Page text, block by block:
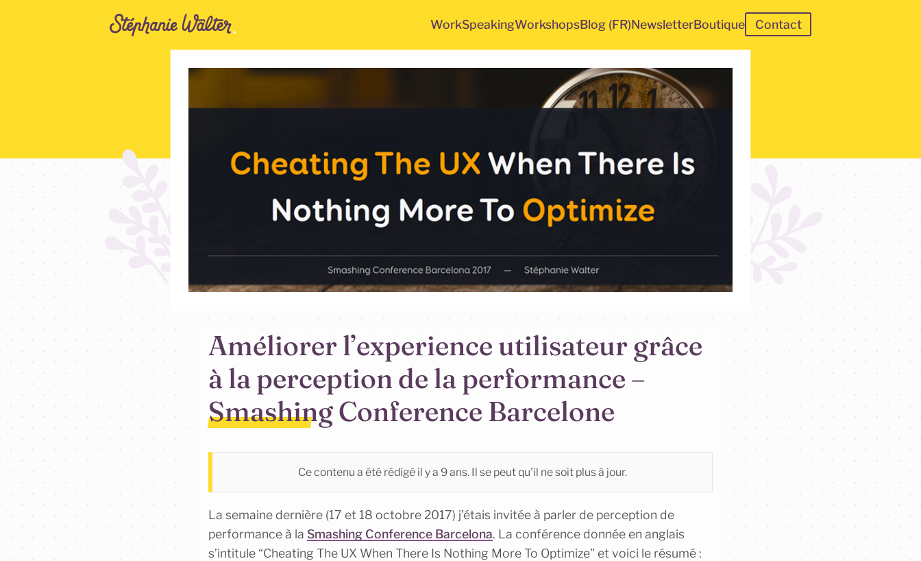
WorkSpeakingWorkshopsBlog (FR)NewsletterBoutique Contact
Améliorer l’experience utilisateur grâce
à la perception de la performance –
Smashing Conference Barcelone
Ce contenu a été rédigé il y a 9 ans. Il se peut qu'il ne soit plus à jour.
La semaine dernière (17 et 18 octobre 2017) j’étais invitée à parler de perception de
performance à la Smashing Conference Barcelona. La conférence donnée en anglais
s’intitule “Cheating The UX When There Is Nothing More To Optimize” et voici le résumé :